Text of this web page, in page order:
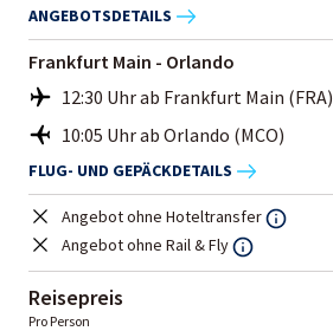
ANGEBOTSDETAILS
Frankfurt Main - Orlando
12:30 Uhr ab Frankfurt Main (FRA)
10:05 Uhr ab Orlando (MCO)
FLUG- UND GEPÄCKDETAILS
Angebot ohne Hoteltransfer
Angebot ohne Rail & Fly
Reisepreis
Pro Person